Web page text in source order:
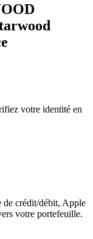
votre identité en
de crédit/débit, Apple
votre portefeuille.